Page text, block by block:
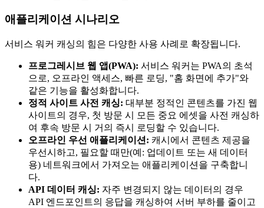
애플리케이션 시나리오
서비스 워커 캐싱의 힘은 다양한 사용 사례로 확장됩니다.
프로그레시브 웹 앱(PWA): 서비스 워커는 PWA의 초석
으로, 오프라인 액세스, 빠른 로딩, "홈 화면에 추가"와
같은 기능을 활성화합니다.
정적 사이트 사전 캐싱: 대부분 정적인 콘텐츠를 가진 웹
사이트의 경우, 첫 방문 시 모든 중요 에셋을 사전 캐싱하
여 후속 방문 시 거의 즉시 로딩할 수 있습니다.
오프라인 우선 애플리케이션: 캐시에서 콘텐츠 제공을
우선시하고, 필요할 때만(예: 업데이트 또는 새 데이터
용) 네트워크에서 가져오는 애플리케이션을 구축합니
다.
API 데이터 캐싱: 자주 변경되지 않는 데이터의 경우
API 엔드포인트의 응답을 캐싱하여 서버 부하를 줄이고